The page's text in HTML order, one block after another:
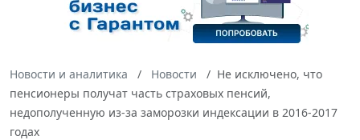
Новости и аналитика Новости
Не исключено, что
пенсионеры получат часть страховых пенсий,
недополученную из-за заморозки индексации в 2016-2017
годах